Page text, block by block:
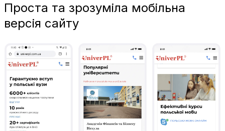
Проста та зрозуміла мобільна
версія сайту